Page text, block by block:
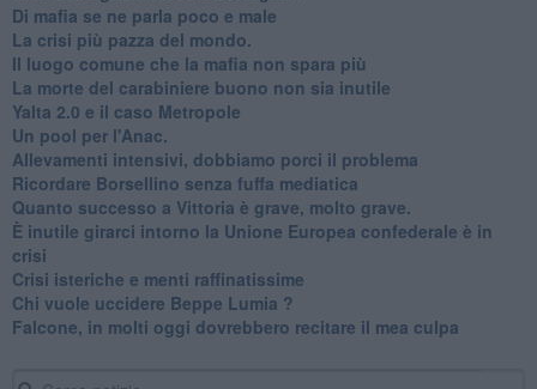
Di mafia se ne parla poco e male
La crisi più pazza del mondo.
Il luogo comune che la mafia non spara più
La morte del carabiniere buono non sia inutile
Yalta 2.0 e il caso Metropole
​Un pool per l'Anac.
Allevamenti intensivi, dobbiamo porci il problema
Ricordare Borsellino senza fuffa mediatica
​Quanto successo a Vittoria è grave, molto grave.
​È inutile girarci intorno la Unione Europea confederale è in
crisi
Crisi isteriche e menti raffinatissime
Chi vuole uccidere Beppe Lumia ?
Falcone, in molti oggi dovrebbero recitare il mea culpa